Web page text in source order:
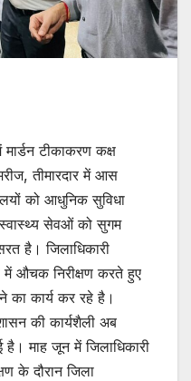
टीकाकरण कक्ष
तीमारदार में आस
को आधुनिक सुविधा
सेवओं को सुगम
है। जिलाधिकारी
में औचक निरीक्षण करते हुए
का कार्य कर रहे है।
की कार्यशैली अब
है। माह जून में जिलाधिकारी
के दौरान जिला